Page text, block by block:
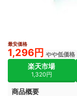
最安価格
1,296円 やや低価格
楽天市場
1,320円
商品概要